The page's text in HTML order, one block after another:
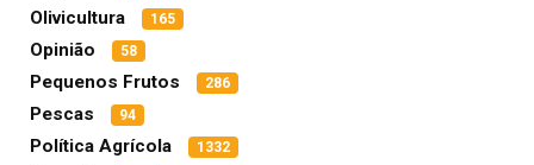
Olivicultura 165
Opinião 58
Pequenos Frutos 286
Pescas 94
Política Agrícola 1332